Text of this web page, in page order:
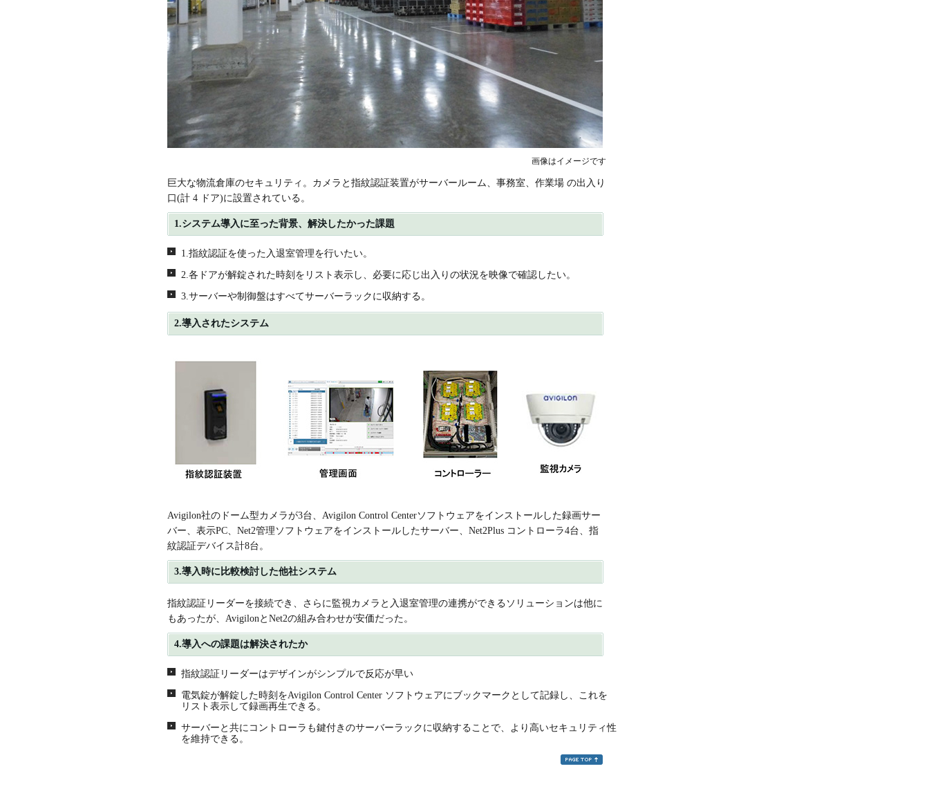
画像はイメージです
巨大な物流倉庫のセキュリティ。カメラと指紋認証装置がサーバールーム、事務室、作業場 の出入り
口(計 4 ドア)に設置されている。
1.システム導入に至った背景、解決したかった課題
1.指紋認証を使った入退室管理を行いたい。
2.各ドアが解錠された時刻をリスト表示し、必要に応じ出入りの状況を映像で確認したい。
3.サーバーや制御盤はすべてサーバーラックに収納する。
2.導入されたシステム
Avigilon社のドーム型カメラが3台、Avigilon Control Centerソフトウェアをインストールした録画サー
バー、表示PC、Net2管理ソフトウェアをインストールしたサーバー、Net2Plus コントローラ4台、指
紋認証デバイス計8台。
3.導入時に比較検討した他社システム
指紋認証リーダーを接続でき、さらに監視カメラと入退室管理の連携ができるソリューションは他に
もあったが、AvigilonとNet2の組み合わせが安価だった。
4.導入への課題は解決されたか
指紋認証リーダーはデザインがシンプルで反応が早い
電気錠が解錠した時刻をAvigilon Control Center ソフトウェアにブックマークとして記録し、これを
リスト表示して録画再生できる。
サーバーと共にコントローラも鍵付きのサーバーラックに収納することで、より高いセキュリティ性
を維持できる。